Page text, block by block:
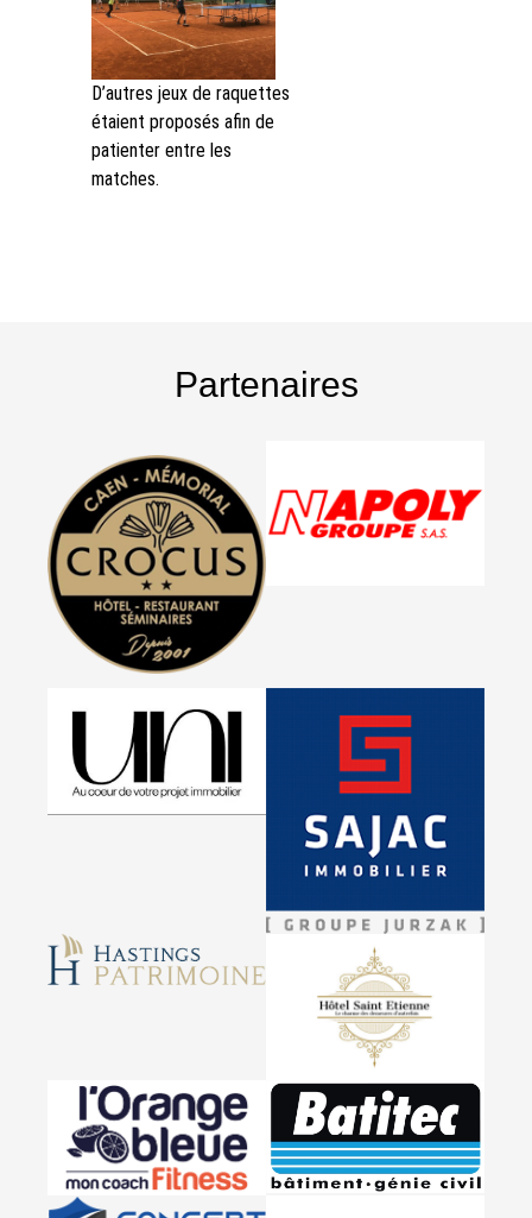
D’autres jeux de raquettes
étaient proposés afin de
patienter entre les
matches.
Partenaires